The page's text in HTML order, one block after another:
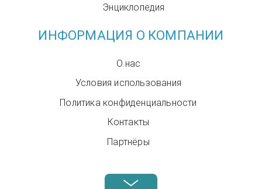
Энциклопедия
ИНФОРМАЦИЯ О КОМПАНИИ
О нас
Условия использования
Политика конфиденциальности
Контакты
Партнёры